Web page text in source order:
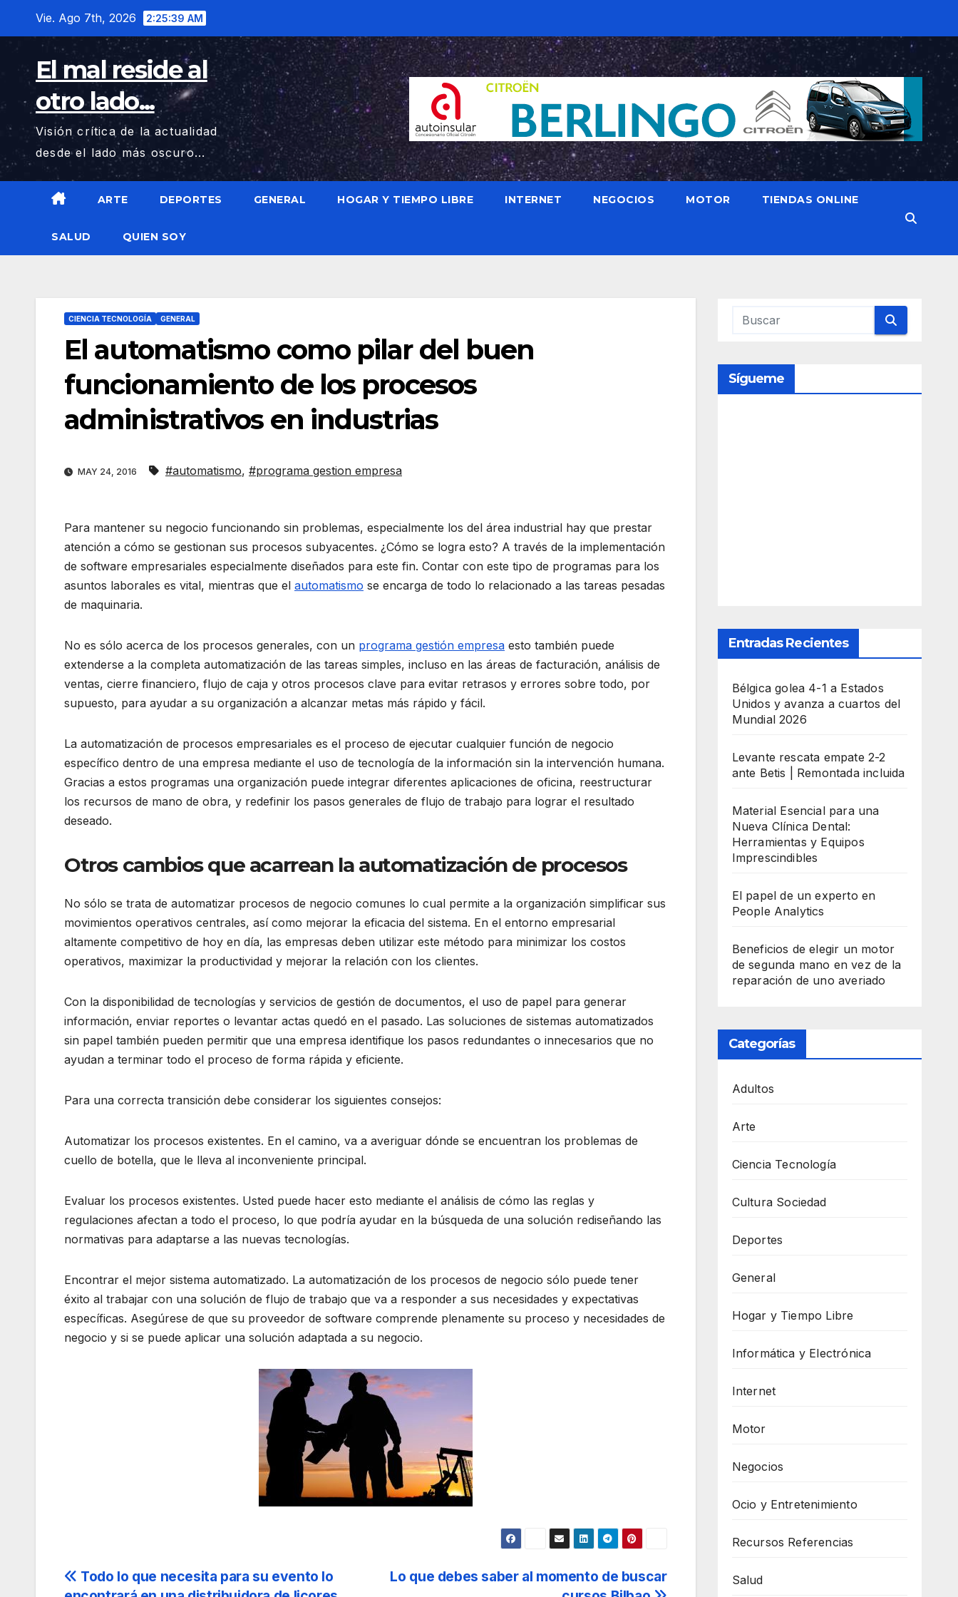
contenido
Vie. Ago 7th, 2026 2:25:41 AM
El mal reside al
otro lado...
Visión crítica de la actualidad
desde el lado más oscuro...
ARTE DEPORTES GENERAL HOGAR Y TIEMPO LIBRE INTERNET NEGOCIOS MOTOR TIENDAS ONLINE
SALUD QUIEN SOY
CIENCIA TECNOLOGÍA GENERAL
El automatismo como pilar del buen
funcionamiento de los procesos
administrativos en industrias
MAY 24, 2016 #automatismo, #programa gestion empresa
Para mantener su negocio funcionando sin problemas, especialmente los del área industrial hay que prestar
atención a cómo se gestionan sus procesos subyacentes. ¿Cómo se logra esto? A través de la implementación
de software empresariales especialmente diseñados para este fin. Contar con este tipo de programas para los
asuntos laborales es vital, mientras que el automatismo se encarga de todo lo relacionado a las tareas pesadas
de maquinaria.
No es sólo acerca de los procesos generales, con un programa gestión empresa esto también puede
extenderse a la completa automatización de las tareas simples, incluso en las áreas de facturación, análisis de
ventas, cierre financiero, flujo de caja y otros procesos clave para evitar retrasos y errores sobre todo, por
supuesto, para ayudar a su organización a alcanzar metas más rápido y fácil.
La automatización de procesos empresariales es el proceso de ejecutar cualquier función de negocio
específico dentro de una empresa mediante el uso de tecnología de la información sin la intervención humana.
Gracias a estos programas una organización puede integrar diferentes aplicaciones de oficina, reestructurar
los recursos de mano de obra, y redefinir los pasos generales de flujo de trabajo para lograr el resultado
deseado.
Otros cambios que acarrean la automatización de procesos
No sólo se trata de automatizar procesos de negocio comunes lo cual permite a la organización simplificar sus
movimientos operativos centrales, así como mejorar la eficacia del sistema. En el entorno empresarial
altamente competitivo de hoy en día, las empresas deben utilizar este método para minimizar los costos
operativos, maximizar la productividad y mejorar la relación con los clientes.
Con la disponibilidad de tecnologías y servicios de gestión de documentos, el uso de papel para generar
información, enviar reportes o levantar actas quedó en el pasado. Las soluciones de sistemas automatizados
sin papel también pueden permitir que una empresa identifique los pasos redundantes o innecesarios que no
ayudan a terminar todo el proceso de forma rápida y eficiente.
Para una correcta transición debe considerar los siguientes consejos:
Automatizar los procesos existentes. En el camino, va a averiguar dónde se encuentran los problemas de
cuello de botella, que le lleva al inconveniente principal.
Evaluar los procesos existentes. Usted puede hacer esto mediante el análisis de cómo las reglas y
regulaciones afectan a todo el proceso, lo que podría ayudar en la búsqueda de una solución rediseñando las
normativas para adaptarse a las nuevas tecnologías.
Encontrar el mejor sistema automatizado. La automatización de los procesos de negocio sólo puede tener
éxito al trabajar con una solución de flujo de trabajo que va a responder a sus necesidades y expectativas
específicas. Asegúrese de que su proveedor de software comprende plenamente su proceso y necesidades de
negocio y si se puede aplicar una solución adaptada a su negocio.
Navegación
Lo que debes saber al momento de buscar
Todo lo que necesita para su evento lo
Sígueme
Entradas Recientes
Bélgica golea 4-1 a Estados
Unidos y avanza a cuartos del
Mundial 2026
Levante rescata empate 2-2
ante Betis | Remontada incluida
Material Esencial para una
Nueva Clínica Dental:
Herramientas y Equipos
Imprescindibles
El papel de un experto en
People Analytics
Beneficios de elegir un motor
de segunda mano en vez de la
reparación de uno averiado
Categorías
Adultos
Arte
Ciencia Tecnología
Cultura Sociedad
Deportes
General
Hogar y Tiempo Libre
Informática y Electrónica
Internet
Motor
Negocios
Ocio y Entretenimiento
Recursos Referencias
Salud